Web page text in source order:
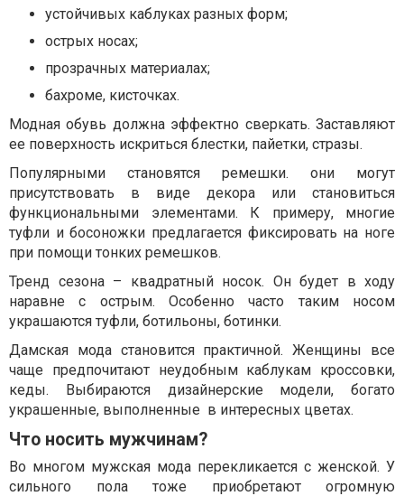
устойчивых каблуках разных форм;
острых носах;
прозрачных материалах;
бахроме, кисточках.
Модная обувь должна эффектно сверкать. Заставляют
ее поверхность искриться блестки, пайетки, стразы.
Популярными становятся ремешки. они могут
присутствовать в виде декора или становиться
функциональными элементами. К примеру, многие
туфли и босоножки предлагается фиксировать на ноге
при помощи тонких ремешков.
Тренд сезона – квадратный носок. Он будет в ходу
наравне с острым. Особенно часто таким носом
украшаются туфли, ботильоны, ботинки.
Дамская мода становится практичной. Женщины все
чаще предпочитают неудобным каблукам кроссовки,
кеды. Выбираются дизайнерские модели, богато
украшенные, выполненные в интересных цветах.
Что носить мужчинам?
Во многом мужская мода перекликается с женской. У
сильного пола тоже приобретают огромную